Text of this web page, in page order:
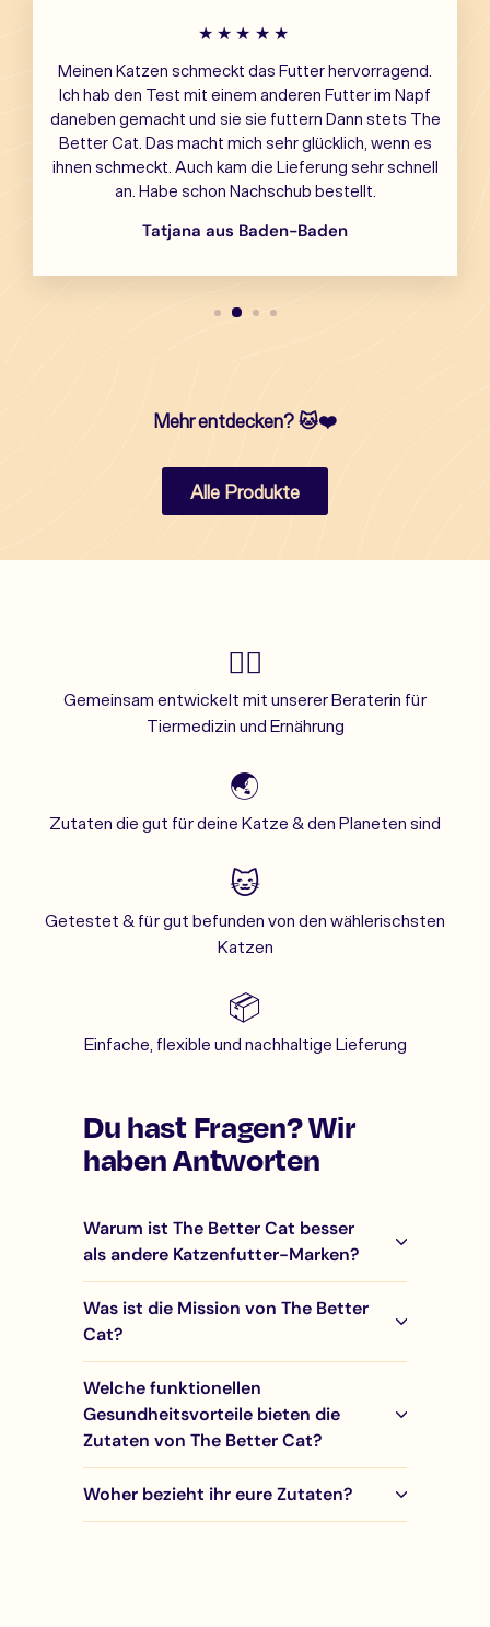
★★★★★
Meinen Katzen schmeckt das Futter hervorragend.
Ich hab den Test mit einem anderen Futter im Napf
daneben gemacht und sie sie futtern Dann stets The
Better Cat. Das macht mich sehr glücklich, wenn es
ihnen schmeckt. Auch kam die Lieferung sehr schnell
an. Habe schon Nachschub bestellt.
Tatjana aus Baden-Baden
Mehr entdecken? 🐱❤️
Alle Produkte
👩‍⚕️
Gemeinsam entwickelt mit unserer Beraterin für
Tiermedizin und Ernährung
🌏
Zutaten die gut für deine Katze & den Planeten sind
🐱
Getestet & für gut befunden von den wählerischsten
Katzen
📦
Einfache, flexible und nachhaltige Lieferung
Du hast Fragen? Wir
haben Antworten
Warum ist The Better Cat besser
als andere Katzenfutter-Marken?
Was ist die Mission von The Better
Cat?
Welche funktionellen
Gesundheitsvorteile bieten die
Zutaten von The Better Cat?
Woher bezieht ihr eure Zutaten?